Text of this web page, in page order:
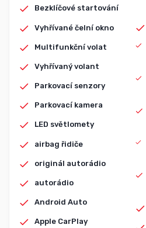
Bezklíčové startování
Vyhřívané čelní okno
Multifunkční volat
Vyhřívaný volant
Parkovací senzory
Parkovací kamera
LED světlomety
airbag řidiče
originál autorádio
autorádio
Android Auto
Apple CarPlay